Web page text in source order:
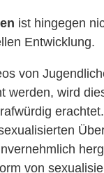
ist hingegen
Entwicklung.
von
werden, wird
von